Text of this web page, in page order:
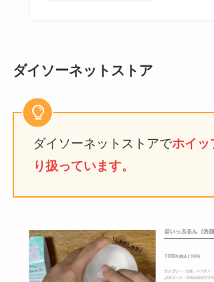
ダイソーネットストア
ダイソーネットストアでホイッ
り扱っています。